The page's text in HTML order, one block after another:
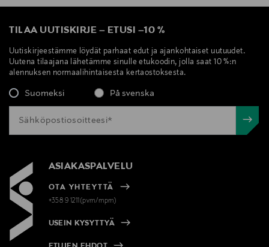
TILAA UUTISKIRJE – ETUSI –10 %
Uutiskirjeestämme löydät parhaat edut ja ajankohtaiset uutuudet.
Uutena tilaajana lähetämme sinulle etukoodin, jolla saat 10 %:n
alennuksen normaalihintaisesta kertaostoksesta.
Suomeksi På svenska
ASIAKASPALVELU
OTA YHTEYTTÄ
+358 9 1211(pvm/mpm)
USEIN KYSYTTYÄ